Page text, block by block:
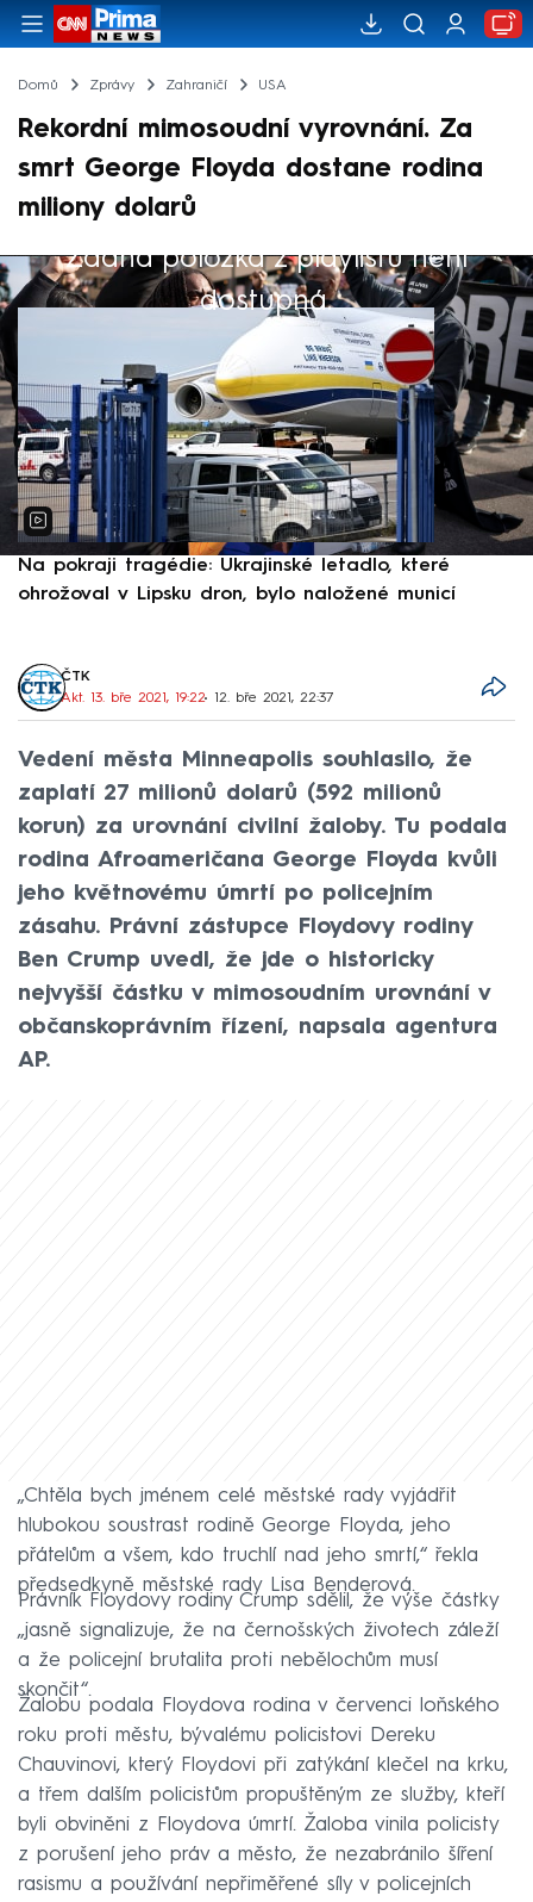
Domů Zprávy Zahraničí USA
Rekordní mimosoudní vyrovnání. Za
smrt George Floyda dostane rodina
miliony dolarů
Žádná položka z playlistu není
dostupná.
Výběr redakce
Na pokraji tragédie: Ukrajinské letadlo, které
ohrožoval v Lipsku dron, bylo naložené municí
ČTK
Akt. 13. bře 2021, 19:22• 12. bře 2021, 22:37
Vedení města Minneapolis souhlasilo, že
zaplatí 27 milionů dolarů (592 milionů
korun) za urovnání civilní žaloby. Tu podala
rodina Afroameričana George Floyda kvůli
jeho květnovému úmrtí po policejním
zásahu. Právní zástupce Floydovy rodiny
Ben Crump uvedl, že jde o historicky
nejvyšší částku v mimosoudním urovnání v
občanskoprávním řízení, napsala agentura
AP.
„Chtěla bych jménem celé městské rady vyjádřit
hlubokou soustrast rodině George Floyda, jeho
přátelům a všem, kdo truchlí nad jeho smrtí,“ řekla
předsedkyně městské rady Lisa Benderová.
Právník Floydovy rodiny Crump sdělil, že výše částky
„jasně signalizuje, že na černošských životech záleží
a že policejní brutalita proti nebělochům musí
skončit“.
Žalobu podala Floydova rodina v červenci loňského
roku proti městu, bývalému policistovi Dereku
Chauvinovi, který Floydovi při zatýkání klečel na krku,
a třem dalším policistům propuštěným ze služby, kteří
byli obviněni z Floydova úmrtí. Žaloba vinila policisty
z porušení jeho práv a město, že nezabránilo šíření
rasismu a používání nepřiměřené síly v policejních